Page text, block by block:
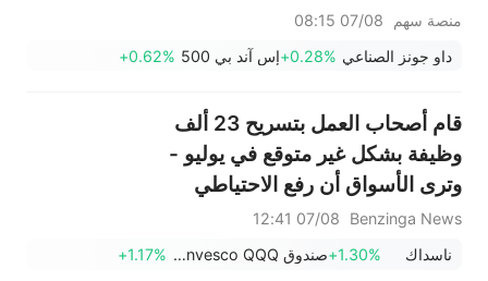
أغسطس)
منصة سهم
07/08 08:15
داو جونز الصناعي +0.28%إس آند بي 500 +0.62%
قام أصحاب العمل بتسريح 23 ألف
وظيفة بشكل غير متوقع في يوليو -
وترى الأسواق أن رفع الاحتياطي
الفيدرالي لأسعار الفائدة في
سبتمبر أقل احتمالاً.
Benzinga News
07/08 12:41
ناسداك
+1.30% صندوق Invesco QQQ، السلسلة 1 +1.17%